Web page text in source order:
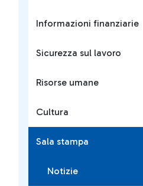
Informazioni finanziarie
Sicurezza sul lavoro
Risorse umane
Cultura
Sala stampa
Notizie